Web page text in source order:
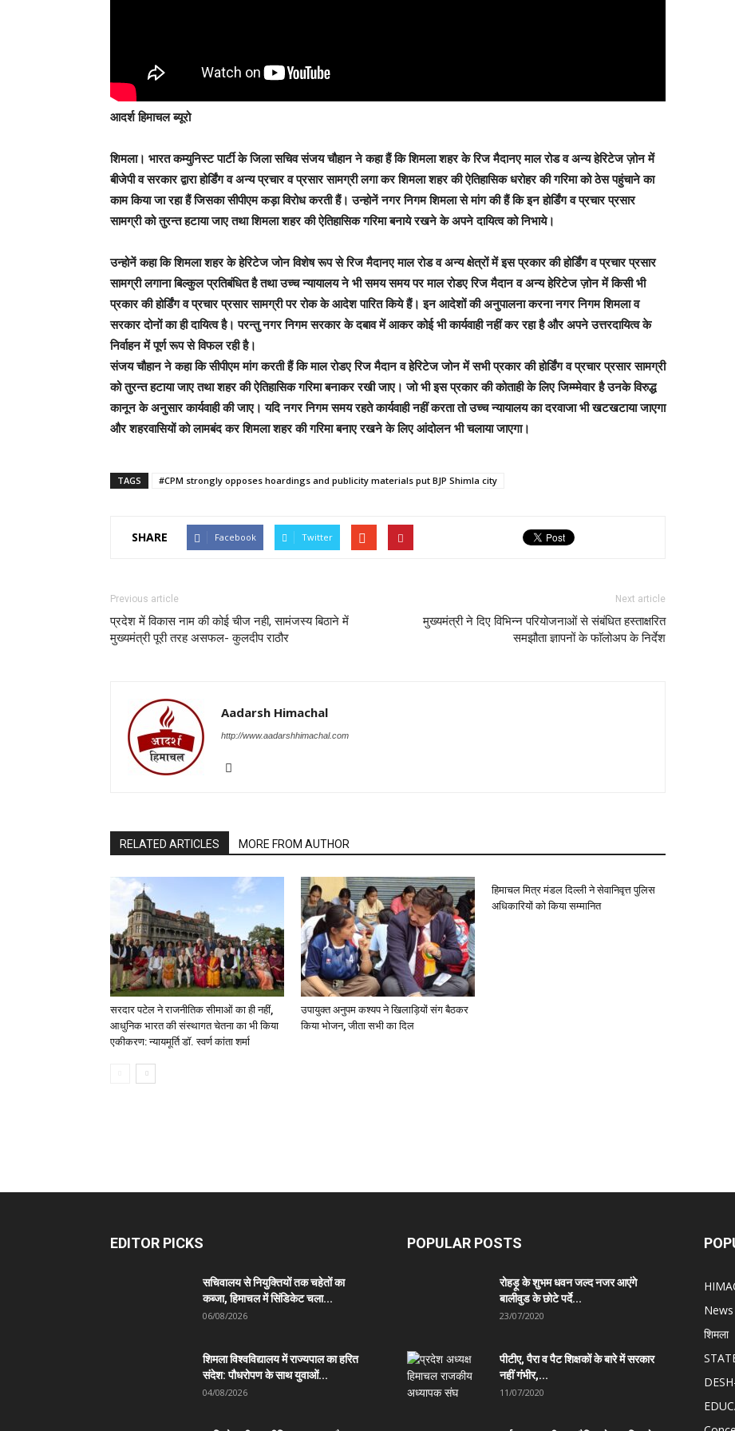
आदर्श हिमाचल ब्यूरो
शिमला। भारत कम्युनिस्ट पार्टी के जिला सचिव संजय चौहान ने कहा हैं कि शिमला शहर के रिज मैदानए माल रोड व अन्य हेरिटेज ज़ोन में
बीजेपी व सरकार द्वारा होर्डिंग व अन्य प्रचार व प्रसार सामग्री लगा कर शिमला शहर की ऐतिहासिक धरोहर की गरिमा को ठेस पहुंचाने का
काम किया जा रहा हैं जिसका सीपीएम कड़ा विरोध करती हैं। उन्होनें नगर निगम शिमला से मांग की हैं कि इन होर्डिंग व प्रचार प्रसार
सामग्री को तुरन्त हटाया जाए तथा शिमला शहर की ऐतिहासिक गरिमा बनाये रखने के अपने दायित्व को निभाये।
उन्होनें कहा कि शिमला शहर के हेरिटेज जोन विशेष रूप से रिज मैदानए माल रोड व अन्य क्षेत्रों में इस प्रकार की होर्डिंग व प्रचार प्रसार
सामग्री लगाना बिल्कुल प्रतिबंधित है तथा उच्च न्यायालय ने भी समय समय पर माल रोडए रिज मैदान व अन्य हेरिटेज ज़ोन में किसी भी
प्रकार की होर्डिंग व प्रचार प्रसार सामग्री पर रोक के आदेश पारित किये हैं। इन आदेशों की अनुपालना करना नगर निगम शिमला व
सरकार दोनों का ही दायित्व है। परन्तु नगर निगम सरकार के दबाव में आकर कोई भी कार्यवाही नहीं कर रहा है और अपने उत्तरदायित्व के
निर्वाहन में पूर्ण रूप से विफल रही है।
संजय चौहान ने कहा कि सीपीएम मांग करती हैं कि माल रोडए रिज मैदान व हेरिटेज जोन में सभी प्रकार की होर्डिंग व प्रचार प्रसार सामग्री
को तुरन्त हटाया जाए तथा शहर की ऐतिहासिक गरिमा बनाकर रखी जाए। जो भी इस प्रकार की कोताही के लिए जिम्म्मेवार है उनके विरुद्ध
कानून के अनुसार कार्यवाही की जाए। यदि नगर निगम समय रहते कार्यवाही नहीं करता तो उच्च न्यायालय का दरवाजा भी खटखटाया जाएगा
और शहरवासियों को लामबंद कर शिमला शहर की गरिमा बनाए रखने के लिए आंदोलन भी चलाया जाएगा।
TAGS #CPM strongly opposes hoardings and publicity materials put BJP Shimla city
SHARE Facebook Twitter
Previous article
प्रदेश में विकास नाम की कोई चीज नही, सामंजस्य बिठाने में
मुख्यमंत्री पूरी तरह असफल- कुलदीप राठौर
Next article
मुख्यमंत्री ने दिए विभिन्न परियोजनाओं से संबंधित हस्ताक्षरित
समझौता ज्ञापनों के फाॅलोअप के निर्देश
Aadarsh Himachal
http://www.aadarshhimachal.com
RELATED ARTICLES MORE FROM AUTHOR
सरदार पटेल ने राजनीतिक सीमाओं का ही नहीं,
आधुनिक भारत की संस्थागत चेतना का भी किया
एकीकरण: न्यायमूर्ति डॉ. स्वर्ण कांता शर्मा
उपायुक्त अनुपम कश्यप ने खिलाड़ियों संग बैठकर
किया भोजन, जीता सभी का दिल
हिमाचल मित्र मंडल दिल्ली ने सेवानिवृत्त पुलिस
अधिकारियों को किया सम्मानित
EDITOR PICKS
सचिवालय से नियुक्तियों तक चहेतों का
कब्जा, हिमाचल में सिंडिकेट चला...
06/08/2026
शिमला विश्वविद्यालय में राज्यपाल का हरित
संदेश: पौधरोपण के साथ युवाओं...
04/08/2026
POPULAR POSTS
रोहड़ू के शुभम धवन जल्द नजर आएंगे
बालीवुड के छोटे पर्दे...
23/07/2020
पीटीए, पैरा व पैट शिक्षकों के बारे में सरकार
नहीं गंभीर,...
11/07/2020
News
शिमला